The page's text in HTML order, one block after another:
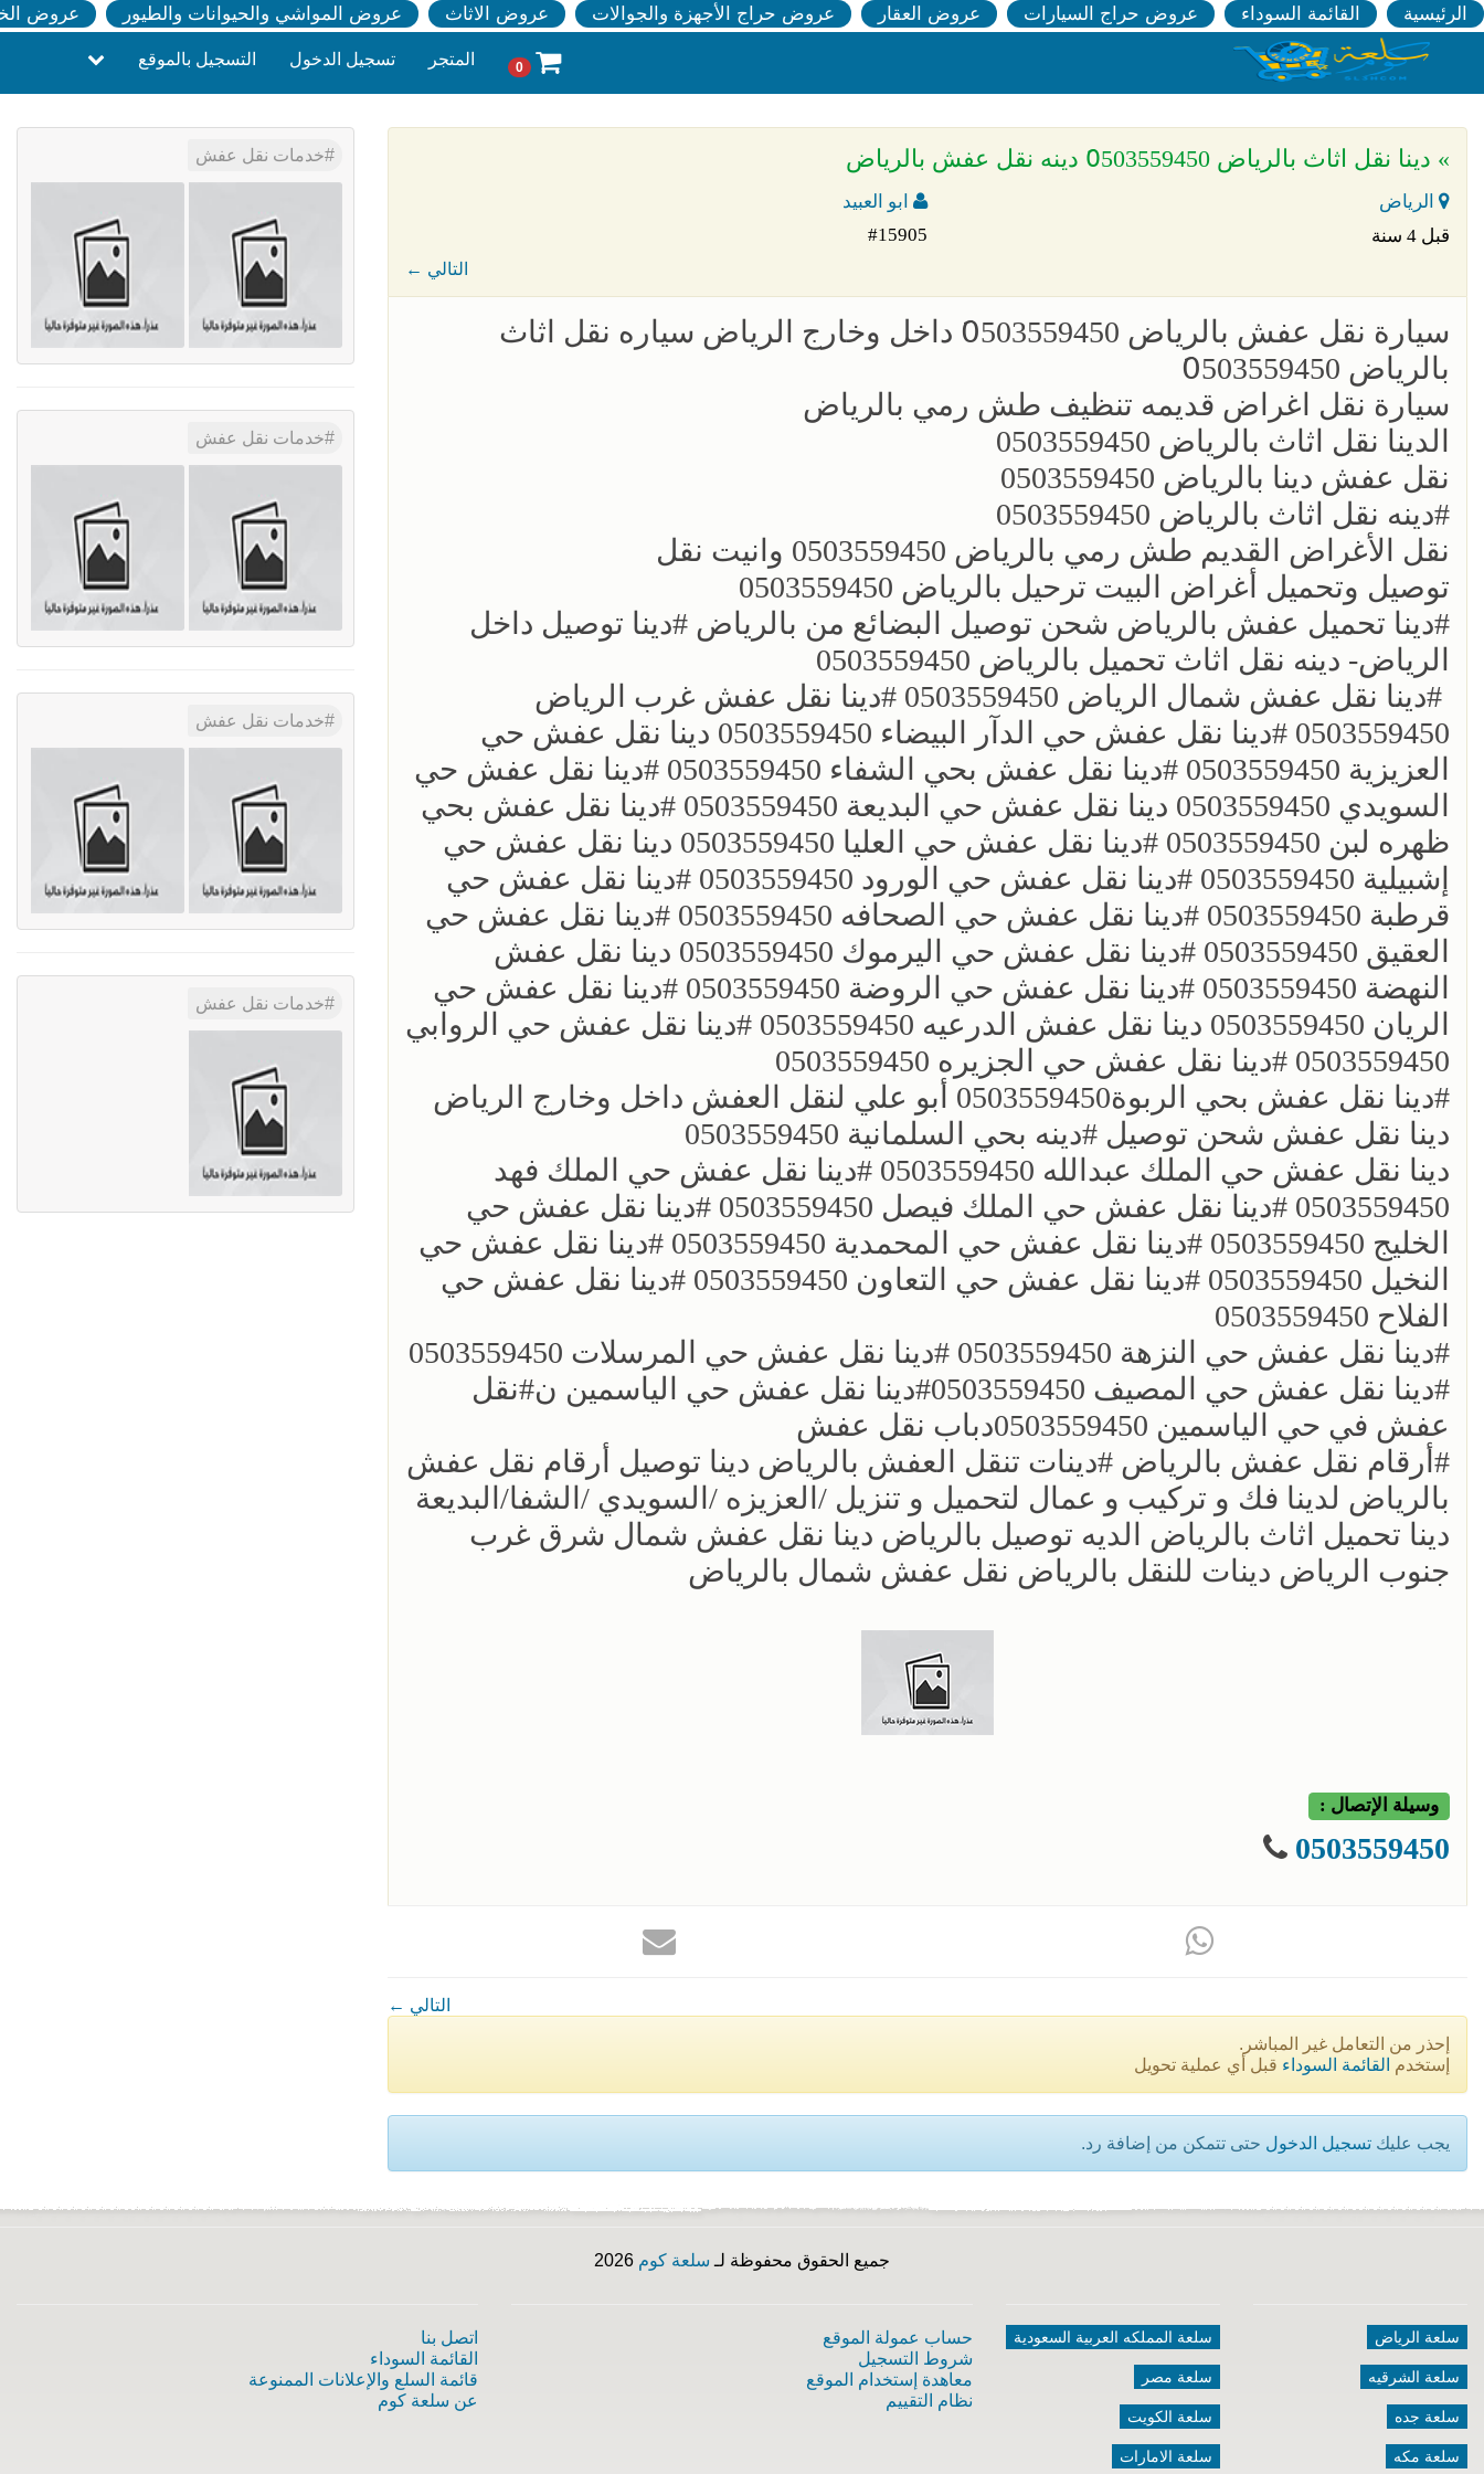
الرئيسية القائمة السوداء عروض حراج السيارات عروض العقار عروض حراج الأجهزة والجوالات عروض الاثاث عروض المواشي والحيوانات والطيور عروض
0 المتجر تسجيل الدخول التسجيل بالموقع
» دينا نقل اثاث بالرياض 0َ503559450 دينه نقل عفش بالرياض
الرياض
ابو العبيد
قبل 4 سنة
#15905
← التالي
سيارة نقل عفش بالرياض 0َ503559450 داخل وخارج الرياض سياره نقل اثاث
بالرياض 0َ503559450
سيارة نقل اغراض قديمه تنظيف طش رمي بالرياض
الدينا نقل اثاث بالرياض 0503559450
؜نقل عفش دينا بالرياض 0503559450
؜؜#دينه نقل اثاث بالرياض 0503559450
؜نقل الأغراض القديم طش رمي بالرياض 0503559450 وانيت نقل
؜توصيل وتحميل أغراض البيت ترحيل بالرياض 0503559450
؜؜#دينا تحميل عفش بالرياض شحن توصيل البضائع من بالرياض ؜#دينا توصيل داخل
الرياض- دينه نقل اثاث تحميل بالرياض 0503559450
؜ ؜#دينا نقل عفش شمال الرياض 0503559450 ؜#دينا نقل عفش غرب الرياض
0503559450 ؜#دينا نقل عفش حي الدآر البيضاء 0503559450 دينا نقل عفش حي
العزيزية 0503559450 ؜#دينا نقل عفش بحي الشفاء 0503559450 ؜#دينا نقل عفش حي
السويدي 0503559450 دينا نقل عفش حي البديعة 0503559450 ؜#دينا نقل عفش بحي
ظهره لبن 0503559450 ؜#دينا نقل عفش حي العليا 0503559450 دينا نقل عفش حي
إشبيلية 0503559450 ؜#دينا نقل عفش حي الورود 0503559450 ؜#دينا نقل عفش حي
قرطبة 0503559450 ؜#دينا نقل عفش حي الصحافه 0503559450 ؜#دينا نقل عفش حي
العقيق 0503559450 ؜#دينا نقل عفش حي اليرموك 0503559450 دينا نقل عفش
النهضة 0503559450 ؜#دينا نقل عفش حي الروضة 0503559450 ؜#دينا نقل عفش حي
الريان 0503559450 دينا نقل عفش الدرعيه 0503559450 ؜#دينا نقل عفش حي الروابي
0503559450 ؜#دينا نقل عفش حي الجزيره 0503559450
؜؜#دينا نقل عفش بحي الربوة0503559450 أبو علي لنقل العفش داخل وخارج الرياض
دينا نقل عفش شحن توصيل ؜#دينه بحي السلمانية 0503559450
؜دينا نقل عفش حي الملك عبدالله 0503559450 ؜#دينا نقل عفش حي الملك فهد
0503559450 ؜#دينا نقل عفش حي الملك فيصل 0503559450 ؜#دينا نقل عفش حي
الخليج 0503559450 ؜#دينا نقل عفش حي المحمدية 0503559450 ؜#دينا نقل عفش حي
النخيل 0503559450 ؜#دينا نقل عفش حي التعاون 0503559450 ؜#دينا نقل عفش حي
الفلاح 0503559450
؜؜#دينا نقل عفش حي النزهة 0503559450 ؜#دينا نقل عفش حي المرسلات 0503559450
؜#دينا نقل عفش حي المصيف 0503559450؜#دينا نقل عفش حي الياسمين ن؜#نقل
عفش في حي الياسمين 0503559450دباب نقل عفش
؜؜#أرقام نقل عفش بالرياض ؜#دينات تنقل العفش بالرياض دينا توصيل أرقام نقل عفش
بالرياض لدينا فك و تركيب و عمال لتحميل و تنزيل /العزيزه /السويدي /الشفا/البديعة
دينا تحميل اثاث بالرياض الديه توصيل بالرياض دينا نقل عفش شمال شرق غرب
جنوب الرياض دينات للنقل بالرياض نقل عفش شمال بالرياض
وسيلة الإتصال :
0503559450
← التالي
إحذر من التعامل غير المباشر.
إستخدم القائمة السوداء قبل أي عملية تحويل
يجب عليك تسجيل الدخول حتى تتمكن من إضافة رد.
خدمات نقل عفش
خدمات نقل عفش
خدمات نقل عفش
خدمات نقل عفش
جميع الحقوق محفوظة لـ سلعة كوم
سلعة الرياض
سلعة الشرقيه
سلعة جده
سلعة مكه
سلعة المملكه العربية السعودية
سلعة مصر
سلعة الكويت
سلعة الامارات
حساب عمولة الموقع
شروط التسجيل
معاهدة إستخدام الموقع
نظام التقييم
اتصل بنا
القائمة السوداء
قائمة السلع والإعلانات الممنوعة
عن سلعة كوم